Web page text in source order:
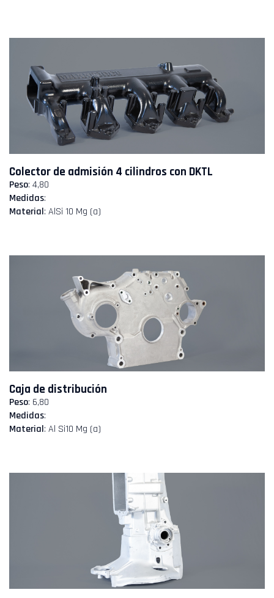
Colector de admisión 4 cilindros con DKTL
Peso: 4,80
Medidas:
Material: AlSi 10 Mg (a)
Caja de distribución
Peso: 6,80
Medidas:
Material: Al Si10 Mg (a)